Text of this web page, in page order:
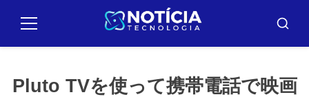
paraメ
バ
Pluto TVを使って携帯電話で映画